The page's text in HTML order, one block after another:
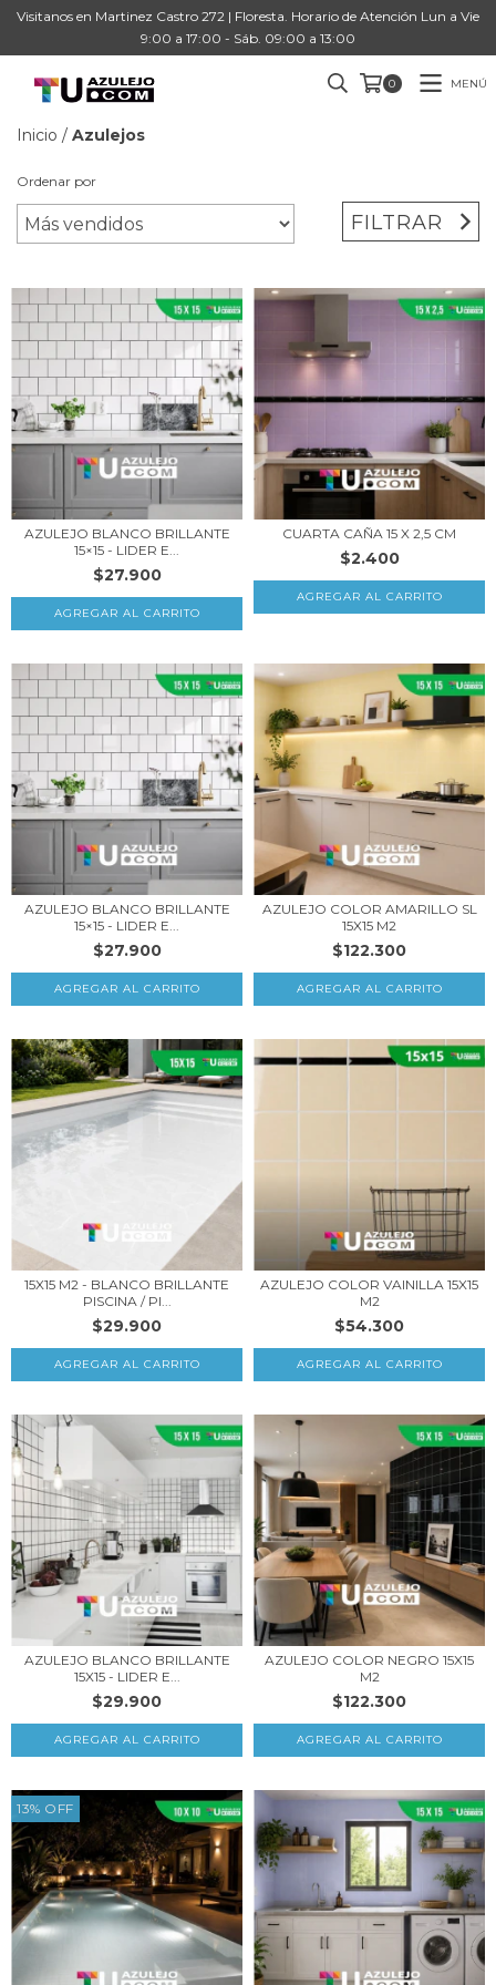
Visitanos en Martinez Castro 272 | Floresta. Horario de Atención Lun a Vie
9:00 a 17:00 - Sáb. 09:00 a 13:00
0 MENÚ
Inicio / Azulejos
Ordenar por
FILTRAR
AZULEJO BLANCO BRILLANTE
15×15 - LIDER E...
$27.900
CUARTA CAÑA 15 X 2,5 CM
$2.400
AZULEJO BLANCO BRILLANTE
15×15 - LIDER E...
$27.900
AZULEJO COLOR AMARILLO SL
15X15 M2
$122.300
15X15 M2 - BLANCO BRILLANTE
PISCINA / PI...
$29.900
AZULEJO COLOR VAINILLA 15X15
M2
$54.300
AZULEJO BLANCO BRILLANTE
15X15 - LIDER E...
$29.900
AZULEJO COLOR NEGRO 15X15
M2
$122.300
13% OFF